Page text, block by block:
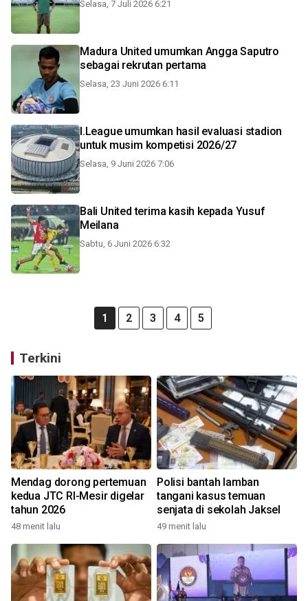
Selasa, 7 Juli 2026 6:21
Madura United umumkan Angga Saputro
sebagai rekrutan pertama
Selasa, 23 Juni 2026 6:11
I.League umumkan hasil evaluasi stadion
untuk musim kompetisi 2026/27
Selasa, 9 Juni 2026 7:06
Bali United terima kasih kepada Yusuf
Meilana
Sabtu, 6 Juni 2026 6:32
1 2 3 4 5
Terkini
Mendag dorong pertemuan
kedua JTC RI-Mesir digelar
tahun 2026
48 menit lalu
Polisi bantah lamban
tangani kasus temuan
senjata di sekolah Jaksel
49 menit lalu